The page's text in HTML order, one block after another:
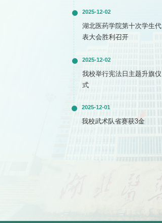
2025-12-02
湖北医药学院第十次学生代
表大会胜利召开
2025-12-02
我校举行宪法日主题升旗仪
式
2025-12-01
我校武术队省赛获3金